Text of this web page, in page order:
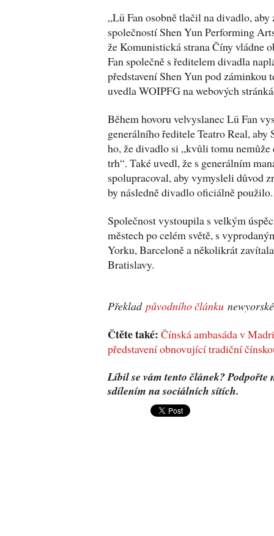
„Lü Fan osobně tlačil na divadlo,
společností Shen Yun Performing
že Komunistická strana Číny vládne
Fan společně s ředitelem divadla
představení Shen Yun pod záminkou
uvedla WOIPFG na webových
Během hovoru velvyslanec Lü Fan
generálního ředitele Teatro Real, aby
ho, že divadlo si „kvůli tomu
trh“. Také uvedl, že s generálním
spolupracoval, aby vymysleli důvod
by následně divadlo oficiálně použilo.
Společnost vystoupila s velkým
městech po celém světě, s
Yorku, Barceloně a několikrát
Bratislavy.
Překlad původního článku
Čtěte také: Čínská ambasáda v
představení obnovující tradiční
Líbil se vám tento článek? Podpořte
sdílením na sociálních sítích.